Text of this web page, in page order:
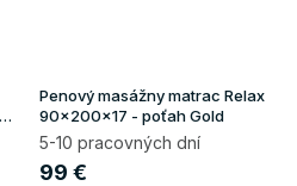
Penový masážny matrac Relax
90x200x17 - poťah Gold
5-10 pracovných dní
99 €